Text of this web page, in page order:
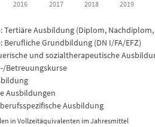
in Vollzeitäquivalenten im Jahresmittel
Tertiäre Ausbildung (Diplom, Nachdiplom,
Berufliche Grundbildung (DN I/FA/EFZ)
und sozialtherapeutische
Betreuungskurse
Ausbildungen
Ausbildung
2016 2017 2018 2019